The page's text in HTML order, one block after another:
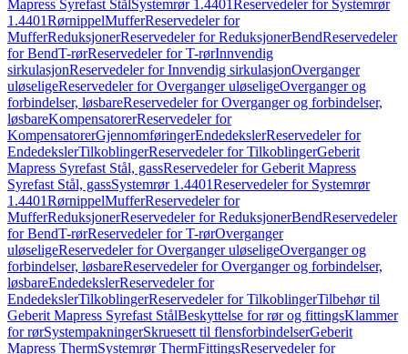
Mapress Syrefast StålSystemrør 1.4401Reservedeler for Systemrør
1.4401RørnippelMufferReservedeler for
MufferReduksjonerReservedeler for ReduksjonerBendReservedeler
for BendT-rørReservedeler for T-rørInnvendig
sirkulasjonReservedeler for Innvendig sirkulasjonOverganger
uløseligeReservedeler for Overganger uløseligeOverganger og
forbindelser, løsbareReservedeler for Overganger og forbindelser,
løsbareKompensatorerReservedeler for
KompensatorerGjennomføringerEndedekslerReservedeler for
EndedekslerTilkoblingerReservedeler for TilkoblingerGeberit
Mapress Syrefast Stål, gassReservedeler for Geberit Mapress
Syrefast Stål, gassSystemrør 1.4401Reservedeler for Systemrør
1.4401RørnippelMufferReservedeler for
MufferReduksjonerReservedeler for ReduksjonerBendReservedeler
for BendT-rørReservedeler for T-rørOverganger
uløseligeReservedeler for Overganger uløseligeOverganger og
forbindelser, løsbareReservedeler for Overganger og forbindelser,
løsbareEndedekslerReservedeler for
EndedekslerTilkoblingerReservedeler for TilkoblingerTilbehør til
Geberit Mapress Syrefast StålBeskyttelse for rør og fittingsKlammer
for rørSystempakningerSkruesett til flensforbindelserGeberit
Mapress ThermSystemrør ThermFittingsReservedeler for